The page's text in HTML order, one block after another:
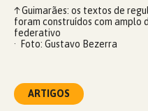
ARTIGOS
↑Guimarães: os textos de
foram construídos com amplo
federativo
Foto: Gustavo Bezerra